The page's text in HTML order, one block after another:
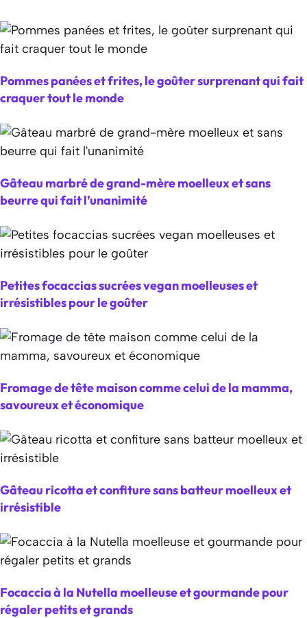
Pommes panées et frites, le goûter surprenant qui fait
craquer tout le monde
Gâteau marbré de grand-mère moelleux et sans
beurre qui fait l’unanimité
Petites focaccias sucrées vegan moelleuses et
irrésistibles pour le goûter
Fromage de tête maison comme celui de la mamma,
savoureux et économique
Gâteau ricotta et confiture sans batteur moelleux et
irrésistible
Focaccia à la Nutella moelleuse et gourmande pour
régaler petits et grands